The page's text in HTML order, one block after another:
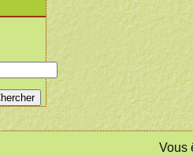
Vous